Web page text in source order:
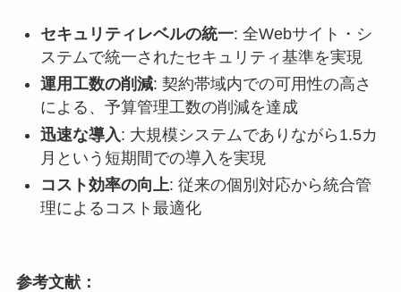
セキュリティレベルの統一: 全Webサイト・シ
ステムで統一されたセキュリティ基準を実現
運用工数の削減: 契約帯域内での可用性の高さ
による、予算管理工数の削減を達成
迅速な導入: 大規模システムでありながら1.5カ
月という短期間での導入を実現
コスト効率の向上: 従来の個別対応から統合管
理によるコスト最適化
参考文献：